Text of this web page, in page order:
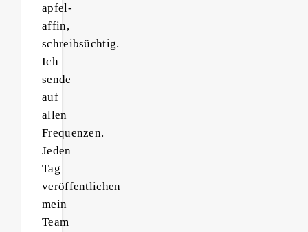
apfel-
affin,
schreibsüchtig.
Ich
sende
auf
allen
Frequenzen.
Jeden
Tag
veröffentlichen
mein
Team